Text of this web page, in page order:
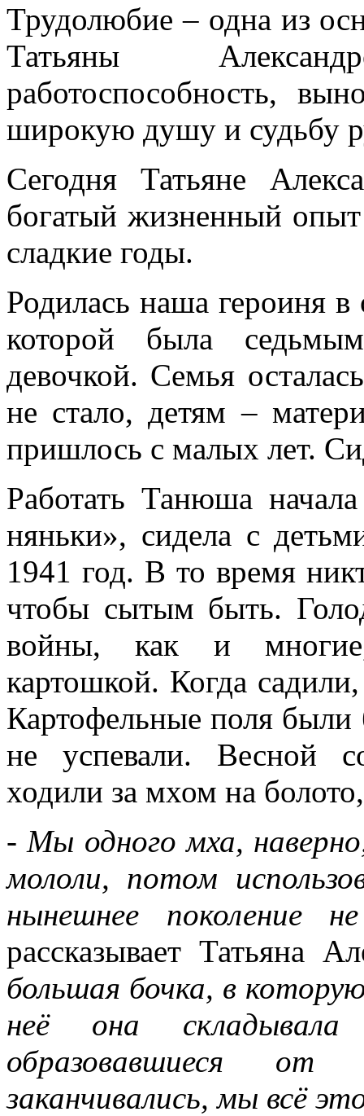
Трудолюбие – одна из
Татьяны
работоспособность,
широкую душу и судьбу
Сегодня Татьяне
богатый жизненный
сладкие годы.
Родилась наша героиня
которой была
девочкой. Семья
не стало, детям –
пришлось с малых лет.
Работать Танюша
няньки», сидела с
1941 год. В то время
чтобы сытым быть.
войны, как и многие,
картошкой. Когда
Картофельные поля
не успевали. Весной
ходили за мхом на
- Мы одного мха,
мололи, потом
нынешнее поколение
рассказывает Татьяна
большая бочка, в
неё она
образовавшиеся от
заканчивались, мы всё